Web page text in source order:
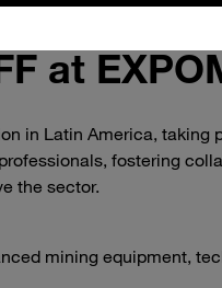
at
in Latin America, taking
fostering
the sector.
mining equipment,